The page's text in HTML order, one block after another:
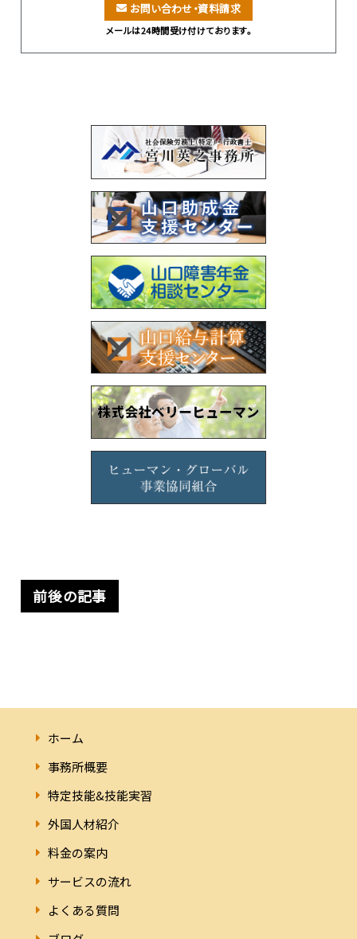
お問い合わせ・資料請求
メールは24時間受け付けております。
前後の記事
ホーム
事務所概要
特定技能&技能実習
外国人材紹介
料金の案内
サービスの流れ
よくある質問